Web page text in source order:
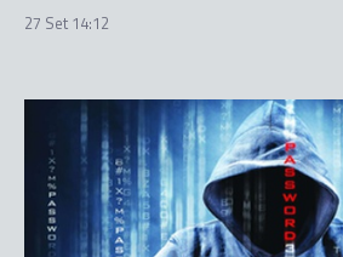
27 Set 14:12